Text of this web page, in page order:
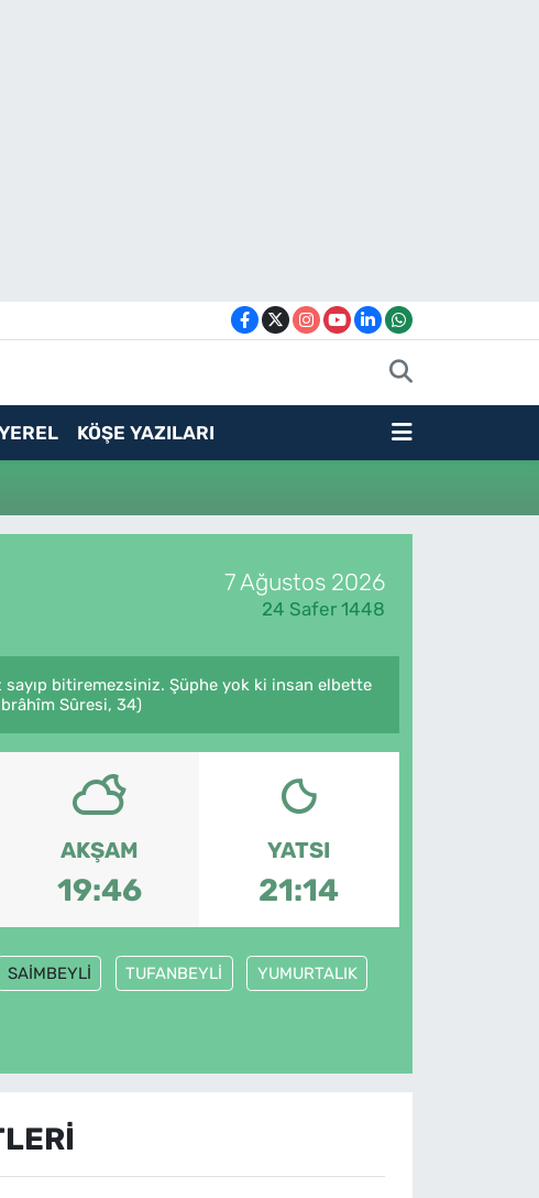
KÖŞE YAZILARI
7 Ağustos 2026
24 Safer 1448
bitiremezsiniz. Şüphe yok ki insan elbette
Sûresi, 34)
AKŞAM
19:46
YATSI
21:14
SAİMBEYLİ TUFANBEYLİ YUMURTALIK